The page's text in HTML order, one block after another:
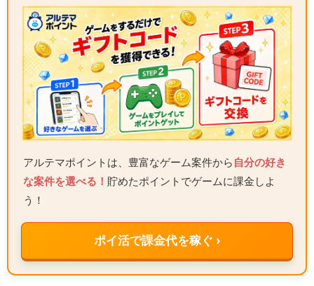
アルテマポイントは、豊富なゲーム案件から 自分の好き
な案件を選べる！ 貯めたポイントでゲームに課金しよ
う！
ポイ活で課金代を稼ぐ ›